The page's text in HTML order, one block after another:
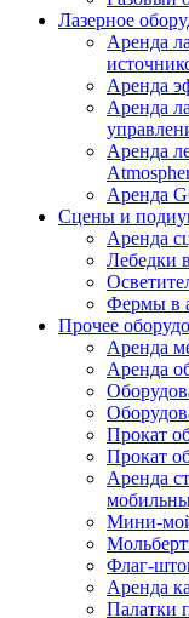
Лазерное
Аренда
Аренда
Аренда
Аренда
Аренда
Сцены и
Аренда
Лебедки
Фермы в
Прочее
Аренда
Аренда
Прокат
Прокат
Аренда
Мини-
Флаг-
Аренда
Палатки